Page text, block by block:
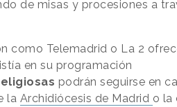
de misas y procesiones a
como Telemadrid o La 2
en su programación
podrán seguirse en
la Archidiócesis de Madrid o la